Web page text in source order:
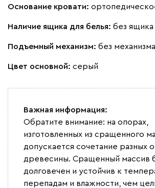
Букле
Вайт
Альтеа
Основание кровати:
Наличие ящика для белья: без ящика
Подъемный механизм: без механизма
Цвет основной: серый
Важная информация:
Обратите внимание: на опорах,
изготовленных из сращенного
допускается сочетание разных
древесины. Сращенный массив
долговечен и устойчив к
перепадам и влажности, чем